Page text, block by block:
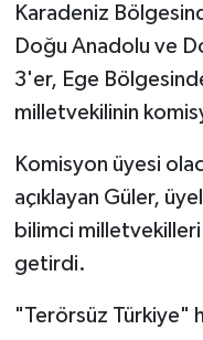
Karadeniz
Doğu Anadolu ve
3'er, Ege
milletvekilinin
Komisyon üyesi
açıklayan Güler,
bilimci
getirdi.
"Terörsüz Türkiye"